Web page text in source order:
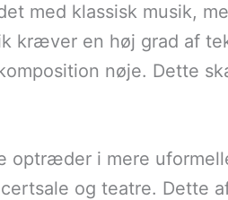
med klassisk musik,
kræver en høj grad af
nøje. Dette
optræder i mere
og teatre. Dette